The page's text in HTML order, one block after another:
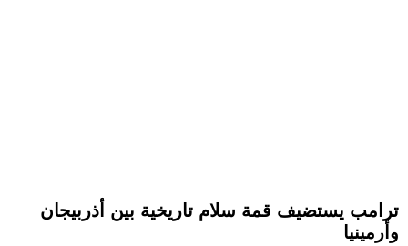
ترامب يستضيف قمة سلام تاريخية بين أذربيجان
وأرمينيا